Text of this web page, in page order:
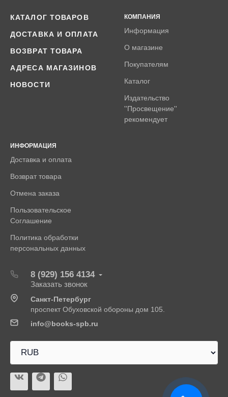
КАТАЛОГ ТОВАРОВ
ДОСТАВКА И ОПЛАТА
ВОЗВРАТ ТОВАРА
АДРЕСА МАГАЗИНОВ
НОВОСТИ
КОМПАНИЯ
Информация
О магазине
Покупателям
Каталог
Издательство
''Просвещение''
рекомендует
ИНФОРМАЦИЯ
Доставка и оплата
Возврат товара
Отмена заказа
Пользовательское
Соглашение
Политика обработки
персональных данных
8 (929) 156 4134
Заказать звонок
Санкт-Петербург
проспект Обуховской обороны дом 105.
info@books-spb.ru